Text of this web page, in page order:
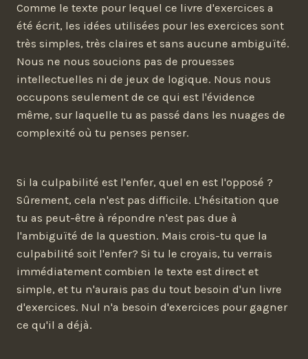
Comme le texte pour lequel ce livre d'exercices a
été écrit, les idées utilisées pour les exercices sont
très simples, très claires et sans aucune ambiguïté.
Nous ne nous soucions pas de prouesses
intellectuelles ni de jeux de logique. Nous nous
occupons seulement de ce qui est l'évidence
même, sur laquelle tu as passé dans les nuages de
complexité où tu penses penser.
Si la culpabilité est l'enfer, quel en est l'opposé ?
Sûrement, cela n'est pas difficile. L'hésitation que
tu as peut-être à répondre n'est pas due à
l'ambiguïté de la question. Mais crois-tu que la
culpabilité soit l'enfer? Si tu le croyais, tu verrais
immédiatement combien le texte est direct et
simple, et tu n'aurais pas du tout besoin d'un livre
d'exercices. Nul n'a besoin d'exercices pour gagner
ce qu'il a déjà.